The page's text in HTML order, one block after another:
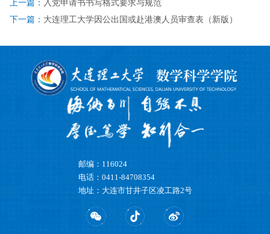
上一篇： 入党申请书书写格式要求与规范
下一篇： 大连理工大学因公出国或赴港澳人员审查表（新版）
邮编：116024
电话：0411-84708354
地址：大连市甘井子区凌工路2号